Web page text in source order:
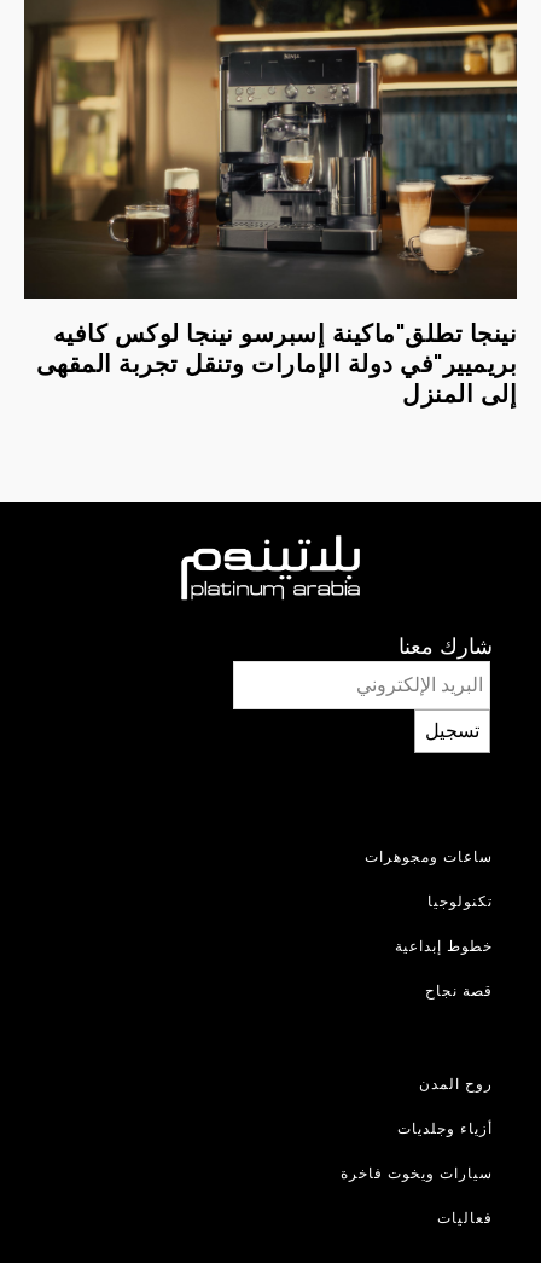
نينجا تطلق"ماكينة إسبرسو نينجا لوكس كافيه
بريميير"في دولة الإمارات وتنقل تجربة المقهى
إلى المنزل
شارك معنا
تسجيل
ساعات ومجوهرات
تكنولوجيا
خطوط إبداعية
قصة نجاح
روح المدن
أزياء وجلديات
سيارات ويخوت فاخرة
فعاليات